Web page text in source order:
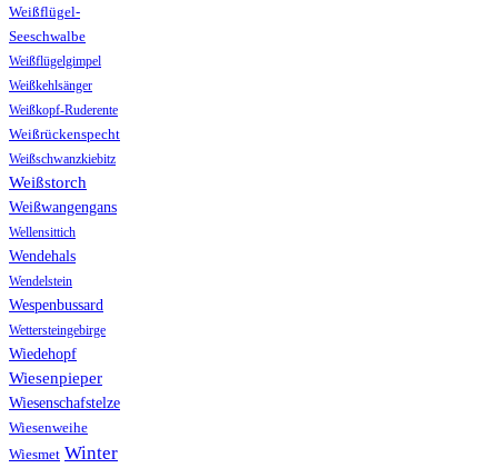
Weißflügel-
Seeschwalbe
Weißflügelgimpel
Weißkehlsänger
Weißkopf-Ruderente
Weißrückenspecht
Weißschwanzkiebitz
Weißstorch
Weißwangengans
Wellensittich
Wendehals
Wendelstein
Wespenbussard
Wettersteingebirge
Wiedehopf
Wiesenpieper
Wiesenschafstelze
Wiesenweihe
Wiesmet Winter